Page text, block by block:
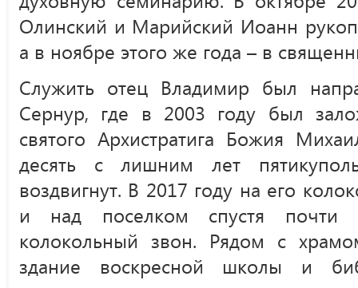
Олинский и Марийский Иоанн
а в ноябре этого же года – в
Служить отец Владимир был
Сернур, где в 2003 году был
святого Архистратига Божия
десять с лишним лет
воздвигнут. В 2017 году на его
и над поселком спустя почти
колокольный звон. Рядом с
здание воскресной школы и